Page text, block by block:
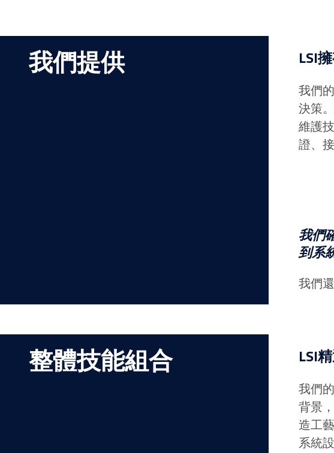
我們提供 LSI
我們
決策
維護
證、
我們
到系
我們
整體技能組合 LSI
我們
背景
造工
系統